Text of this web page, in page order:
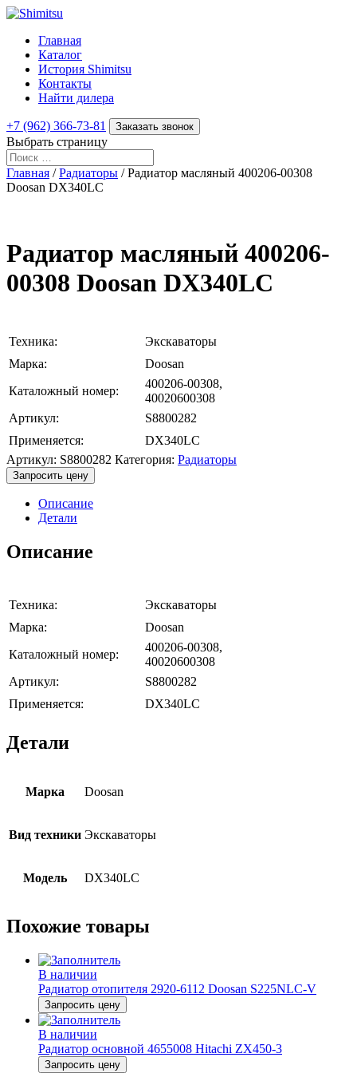
Главная
Каталог
История Shimitsu
Контакты
Найти дилера
+7 (962) 366-73-81 Заказать звонок
Выбрать страницу
Главная /Радиаторы / Радиатор масляный 400206-00308
Doosan DX340LC
Радиатор масляный 400206-
00308 Doosan DX340LC
Техника:
Экскаваторы
Марка:
Doosan
Каталожный номер:
400206-00308,
40020600308
Артикул:
S8800282
Применяется:
DX340LC
Артикул: S8800282 Категория: Радиаторы
Запросить цену
Описание
Детали
Описание
Техника:
Экскаваторы
Марка:
Doosan
Каталожный номер:
400206-00308,
40020600308
Артикул:
S8800282
Применяется:
DX340LC
Детали
Марка Doosan
Вид техники Экскаваторы
Модель DX340LC
Похожие товары
В наличии
Радиатор отопителя 2920-6112 Doosan S225NLC-V
Запросить цену
В наличии
Радиатор основной 4655008 Hitachi ZX450-3
Запросить цену